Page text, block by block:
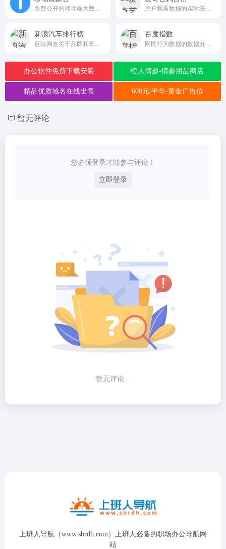
新浪汽车排行榜 百度指数
办公软件免费下载安装 橙人情趣-情趣用品商店
精品优质域名在线出售 600元/半年-黄金广告位
暂无评论
您必须登录才能参与评论！
立即登录
暂无评论...
上班人导航（www.sbrdh.com）上班人必备的职场办公导航网
站